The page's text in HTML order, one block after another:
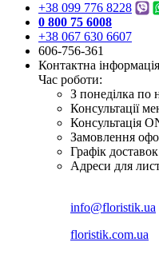
+38 099 776 8228
0 800 75 6008
+38 067 630 6607
606-756-361
Контактна інформація
Час роботи:
З понеділка по
Консультації
Консультація
Замовлення
Графік
Адреси для
info@floristik.ua
floristik.com.ua